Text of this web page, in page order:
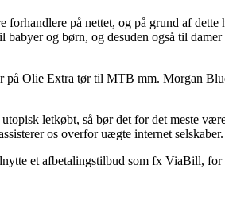
på nettet, og på grund af dette
og børn, og desuden også til
på Olie Extra tør til MTB mm. Morgan
letkøbt, så bør det for det meste
os overfor uægte internet selskaber.
et afbetalingstilbud som fx ViaBill, for